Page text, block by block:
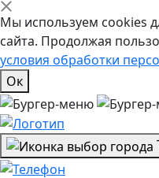
Мы используем cookies
сайта. Продолжая
условия обработки
Ок